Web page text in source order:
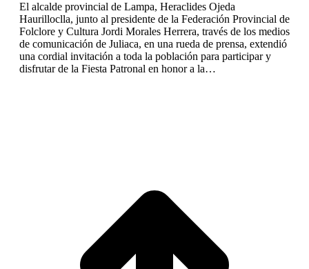
El alcalde provincial de Lampa, Heraclides Ojeda
Haurilloclla, junto al presidente de la Federación Provincial de
Folclore y Cultura Jordi Morales Herrera, través de los medios
de comunicación de Juliaca, en una rueda de prensa, extendió
una cordial invitación a toda la población para participar y
disfrutar de la Fiesta Patronal en honor a la…